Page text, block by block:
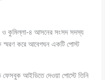
ও কুমিল্লা-৪ আসনের সংসদ সদস্য
স্মরণ করে আবেগঘন একটি পোস্ট
ফেসবুক আইডিতে দেওয়া পোস্টে তিনি